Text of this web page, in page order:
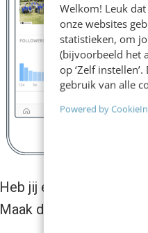
Welkom! Leuk
onze websites
statistieken, om
(bijvoorbeeld het
op ‘Zelf
gebruik van alle
Powered by
Heb jij een Instagram-
Maak dan nu je